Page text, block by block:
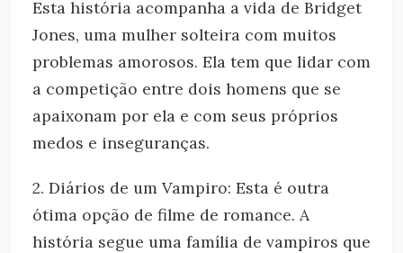
Esta história acompanha a vida de Bridget
Jones, uma mulher solteira com muitos
problemas amorosos. Ela tem que lidar com
a competição entre dois homens que se
apaixonam por ela e com seus próprios
medos e inseguranças.
2. Diários de um Vampiro: Esta é outra
ótima opção de filme de romance. A
história segue uma família de vampiros que